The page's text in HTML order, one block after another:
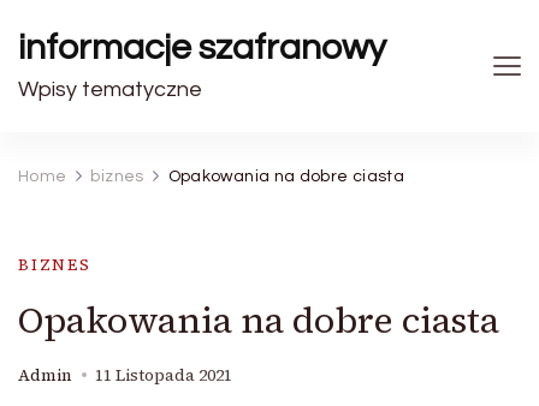
informacje szafranowy
Wpisy tematyczne
Home biznes Opakowania na dobre ciasta
BIZNES
Opakowania na dobre ciasta
Admin 11 Listopada 2021